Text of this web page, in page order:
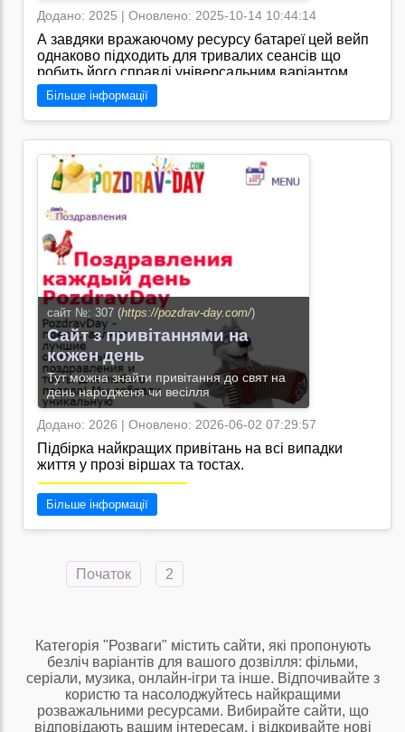
Додано: 2025 | Оновлено: 2025-10-14 10:44:14
А завдяки вражаючому ресурсу батареї цей вейп
однаково підходить для тривалих сеансів що
робить його справді універсальним варіантом
ідеальним як для початківців так і для
досвідчених вейперів./ Перейти на сайт →
Більше інформації
сайт №: 307 (https://pozdrav-day.com/)
Сайт з привітаннями на
кожен день
Тут можна знайти привітання до свят на
день народженя чи весілля
Додано: 2026 | Оновлено: 2026-06-02 07:29:57
Підбірка найкращих привітань на всі випадки
життя у прозі віршах та тостах.
Перейти на сайт →
Більше інформації
Початок 2
Категорія "Розваги" містить сайти, які пропонують
безліч варіантів для вашого дозвілля: фільми,
серіали, музика, онлайн-ігри та інше. Відпочивайте з
користю та насолоджуйтесь найкращими
розважальними ресурсами. Вибирайте сайти, що
відповідають вашим інтересам, і відкривайте нові